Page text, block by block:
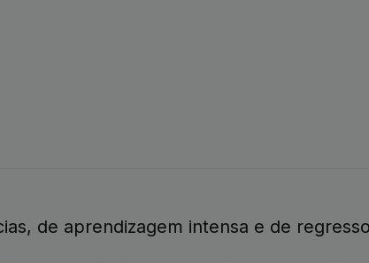
de aprendizagem intensa e de